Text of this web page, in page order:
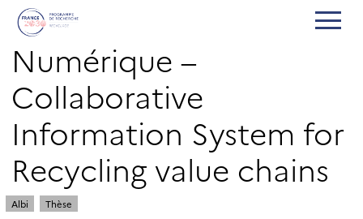
Numérique –
Collaborative
Information System for
Recycling value chains
Albi Thèse